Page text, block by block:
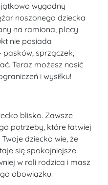
wygodny
noszonego dziecka
na ramiona, plecy
nie posiada
sprzączek,
Teraz możesz nosić
i wysiłku!
blisko. Zawsze
potrzeby, które łatwiej
dziecko wie, że
się spokojniejsze.
w roli rodzica i masz
obowiązku.